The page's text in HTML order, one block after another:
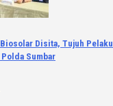
Disita, Tujuh
Sumbar